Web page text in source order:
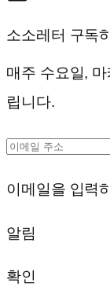
소소레터 구독
매주 수요일,
립니다.
이메일을 입력
알림
확인